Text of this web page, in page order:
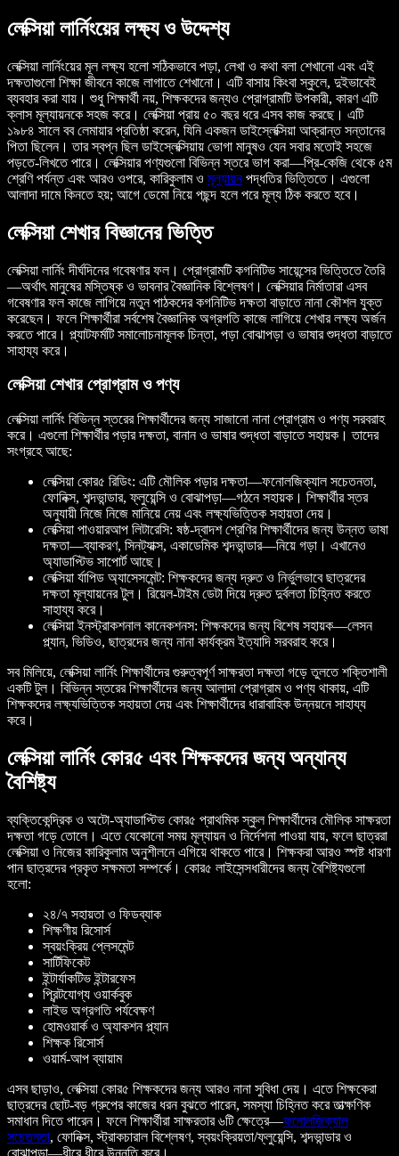
লেক্সিয়া লার্নিংয়ের লক্ষ্য ও উদ্দেশ্য
লেক্সিয়া লার্নিংয়ের মূল লক্ষ্য হলো সঠিকভাবে পড়া, লেখা ও কথা বলা শেখানো এবং এই
দক্ষতাগুলো শিক্ষা জীবনে কাজে লাগাতে শেখানো। এটি বাসায় কিংবা স্কুলে, দুইভাবেই
ব্যবহার করা যায়। শুধু শিক্ষার্থী নয়, শিক্ষকদের জন্যও প্রোগ্রামটি উপকারী, কারণ এটি
ক্লাস মূল্যায়নকে সহজ করে। লেক্সিয়া প্রায় ৫০ বছর ধরে এসব কাজ করছে। এটি
১৯৮৪ সালে বব লেমায়ার প্রতিষ্ঠা করেন, যিনি একজন ডাইস্লেক্সিয়া আক্রান্ত সন্তানের
পিতা ছিলেন। তার স্বপ্ন ছিল ডাইস্লেক্সিয়ায় ভোগা মানুষও যেন সবার মতোই সহজে
পড়তে-লিখতে পারে। লেক্সিয়ার পণ্যগুলো বিভিন্ন স্তরে ভাগ করা—প্রি-কেজি থেকে ৫ম
শ্রেণি পর্যন্ত এবং আরও ওপরে, কারিকুলাম ও মূল্যায়নপদ্ধতির ভিত্তিতে। এগুলো
আলাদা দামে কিনতে হয়; আগে ডেমো নিয়ে পছন্দ হলে পরে মূল্য ঠিক করতে হবে।
লেক্সিয়া শেখার বিজ্ঞানের ভিত্তি
লেক্সিয়া লার্নিং দীর্ঘদিনের গবেষণার ফল। প্রোগ্রামটি কগনিটিভ সায়েন্সের ভিত্তিতে তৈরি
—অর্থাৎ মানুষের মস্তিষ্ক ও ভাবনার বৈজ্ঞানিক বিশ্লেষণ। লেক্সিয়ার নির্মাতারা এসব
গবেষণার ফল কাজে লাগিয়ে নতুন পাঠকদের কগনিটিভ দক্ষতা বাড়াতে নানা কৌশল যুক্ত
করেছেন। ফলে শিক্ষার্থীরা সর্বশেষ বৈজ্ঞানিক অগ্রগতি কাজে লাগিয়ে শেখার লক্ষ্য অর্জন
করতে পারে। প্ল্যাটফর্মটি সমালোচনামূলক চিন্তা, পড়া বোঝাপড়া ও ভাষার শুদ্ধতা বাড়াতে
সাহায্য করে।
লেক্সিয়া শেখার প্রোগ্রাম ও পণ্য
লেক্সিয়া লার্নিং বিভিন্ন স্তরের শিক্ষার্থীদের জন্য সাজানো নানা প্রোগ্রাম ও পণ্য সরবরাহ
করে। এগুলো শিক্ষার্থীর পড়ার দক্ষতা, বানান ও ভাষার শুদ্ধতা বাড়াতে সহায়ক। তাদের
সংগ্রহে আছে:
লেক্সিয়া কোর৫ রিডিং: এটি মৌলিক পড়ার দক্ষতা—ফনোলজিক্যাল সচেতনতা,
ফোনিক্স, শব্দভান্ডার, ফ্লুয়েন্সি ও বোঝাপড়া—গঠনে সহায়ক। শিক্ষার্থীর স্তর
অনুযায়ী নিজে নিজে মানিয়ে নেয় এবং লক্ষ্যভিত্তিক সহায়তা দেয়।
লেক্সিয়া পাওয়ারআপ লিটারেসি: ষষ্ঠ-দ্বাদশ শ্রেণির শিক্ষার্থীদের জন্য উন্নত ভাষা
দক্ষতা—ব্যাকরণ, সিনট্যাক্স, একাডেমিক শব্দভান্ডার—নিয়ে গড়া। এখানেও
অ্যাডাপ্টিভ সাপোর্ট আছে।
লেক্সিয়া র্যাপিড অ্যাসেসমেন্ট: শিক্ষকদের জন্য দ্রুত ও নির্ভুলভাবে ছাত্রদের
দক্ষতা মূল্যায়নের টুল। রিয়েল-টাইম ডেটা দিয়ে দ্রুত দুর্বলতা চিহ্নিত করতে
সাহায্য করে।
লেক্সিয়া ইনস্ট্রাকশনাল কানেকশনস: শিক্ষকদের জন্য বিশেষ সহায়ক—লেসন
প্ল্যান, ভিডিও, ছাত্রদের জন্য নানা কার্যক্রম ইত্যাদি সরবরাহ করে।
সব মিলিয়ে, লেক্সিয়া লার্নিং শিক্ষার্থীদের গুরুত্বপূর্ণ সাক্ষরতা দক্ষতা গড়ে তুলতে শক্তিশালী
একটি টুল। বিভিন্ন স্তরের শিক্ষার্থীদের জন্য আলাদা প্রোগ্রাম ও পণ্য থাকায়, এটি
শিক্ষকদের লক্ষ্যভিত্তিক সহায়তা দেয় এবং শিক্ষার্থীদের ধারাবাহিক উন্নয়নে সাহায্য
করে।
লেক্সিয়া লার্নিং কোর৫ এবং শিক্ষকদের জন্য অন্যান্য
বৈশিষ্ট্য
ব্যক্তিকেন্দ্রিক ও অটো-অ্যাডাপ্টিভ কোর৫ প্রাথমিক স্কুল শিক্ষার্থীদের মৌলিক সাক্ষরতা
দক্ষতা গড়ে তোলে। এতে যেকোনো সময় মূল্যায়ন ও নির্দেশনা পাওয়া যায়, ফলে ছাত্ররা
লেক্সিয়া ও নিজের কারিকুলাম অনুশীলনে এগিয়ে থাকতে পারে। শিক্ষকরা আরও স্পষ্ট ধারণা
পান ছাত্রদের প্রকৃত সক্ষমতা সম্পর্কে। কোর৫ লাইসেন্সধারীদের জন্য বৈশিষ্ট্যগুলো
হলো:
২৪/৭ সহায়তা ও ফিডব্যাক
শিক্ষণীয় রিসোর্স
স্বয়ংক্রিয় প্লেসমেন্ট
সার্টিফিকেট
ইন্টার্যাকটিভ ইন্টারফেস
প্রিন্টযোগ্য ওয়ার্কবুক
লাইভ অগ্রগতি পর্যবেক্ষণ
হোমওয়ার্ক ও অ্যাকশন প্ল্যান
শিক্ষক রিসোর্স
ওয়ার্ম-আপ ব্যায়াম
এসব ছাড়াও, লেক্সিয়া কোর৫ শিক্ষকদের জন্য আরও নানা সুবিধা দেয়। এতে শিক্ষকেরা
ছাত্রদের ছোট-বড় গ্রুপের কাজের ধরন বুঝতে পারেন, সমস্যা চিহ্নিত করে তাত্ক্ষণিক
সমাধান দিতে পারেন। ফলে শিক্ষার্থীরা সাক্ষরতার ৬টি ক্ষেত্রে—ফনোলজিক্যাল
সচেতনতা, ফোনিক্স, স্ট্রাকচারাল বিশ্লেষণ, স্বয়ংক্রিয়তা/ফ্লুয়েন্সি, শব্দভান্ডার ও
বোঝাপড়া—ধীরে ধীরে উন্নতি করে।